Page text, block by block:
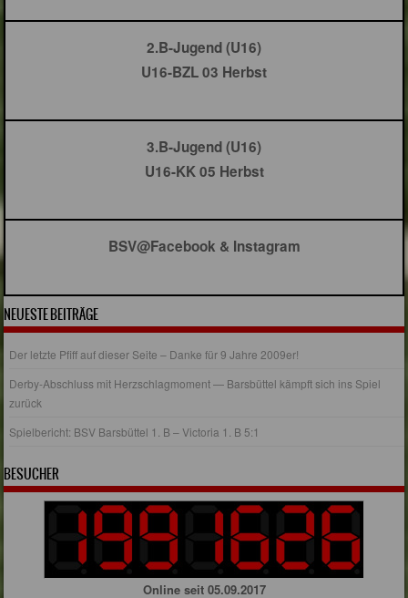
2.B-Jugend (U16)
U16-BZL 03 Herbst
3.B-Jugend (U16)
U16-KK 05 Herbst
BSV@Facebook & Instagram
NEUESTE BEITRÄGE
Der letzte Pfiff auf dieser Seite – Danke für 9 Jahre 2009er!
Derby-Abschluss mit Herzschlagmoment — Barsbüttel kämpft sich ins Spiel
zurück
Spielbericht: BSV Barsbüttel 1. B – Victoria 1. B 5:1
BESUCHER
Online seit 05.09.2017